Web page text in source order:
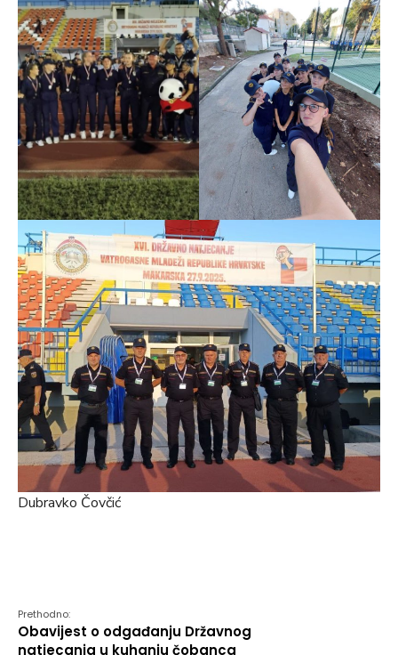
Dubravko Čovčić
Prethodno:
Obavijest o odgađanju Državnog
natjecanja u kuhanju čobanca